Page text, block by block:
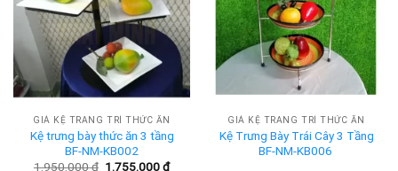
GIÁ KỆ TRANG TRÍ THỨC ĂN
Kệ trưng bày thức ăn 3 tầng
BF-NM-KB002
1.950.000₫ Giá
1.755.000₫Giá
GIÁ KỆ TRANG TRÍ THỨC ĂN
Kệ Trưng Bày Trái Cây 3 Tầng
BF-NM-KB006